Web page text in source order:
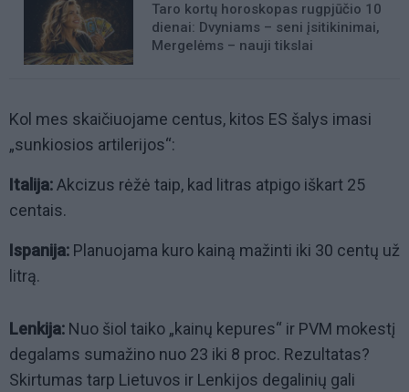
Taro kortų horoskopas rugpjūčio 10
dienai: Dvyniams – seni įsitikinimai,
Mergelėms – nauji tikslai
Kol mes skaičiuojame centus, kitos ES šalys imasi
„sunkiosios artilerijos“:
Italija:Akcizus rėžė taip, kad litras atpigo iškart 25
centais.
Ispanija: Planuojama kuro kainą mažinti iki 30 centų už
litrą.
Lenkija: Nuo šiol taiko „kainų kepures“ ir PVM mokestį
degalams sumažino nuo 23 iki 8 proc. Rezultatas?
Skirtumas tarp Lietuvos ir Lenkijos degalinių gali